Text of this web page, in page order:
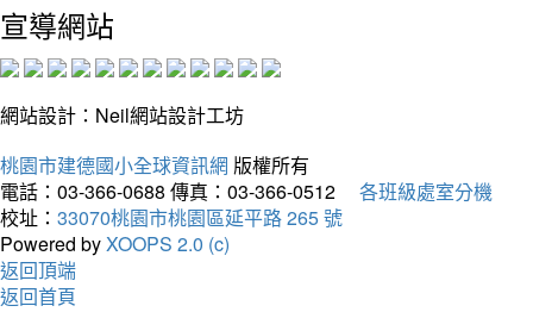
宣導網站
網站設計：Neil網站設計工坊
桃園市建德國小全球資訊網 版權所有
電話：03-366-0688 傳真：03-366-0512
各班級處室分機
校址： 33070桃園市桃園區延平路 265 號
Powered byXOOPS 2.0 (c)
返回頂端
返回首頁